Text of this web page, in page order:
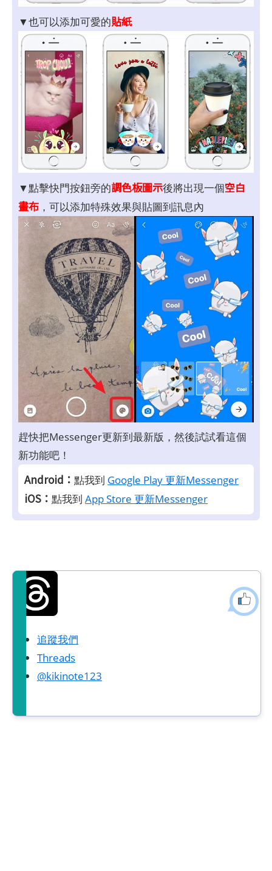
▼也可以添加可愛的貼紙
▼點擊快門按鈕旁的調色板圖示後將出現一個空白
畫布 ，可以添加特殊效果與貼圖到訊息內
趕快把Messenger更新到最新版，然後試試看這個
新功能吧！
Android： 點我到 Google Play 更新Messenger
iOS： 點我到 App Store 更新Messenger
追蹤我們
Threads
@kikinote123